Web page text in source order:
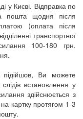
у Києві. Відправка по
пошта щодня після
(оплата після
транспортної
100-180 грн.
Ви можете
встановлення у
здійснюється з
картку протягом 1-3